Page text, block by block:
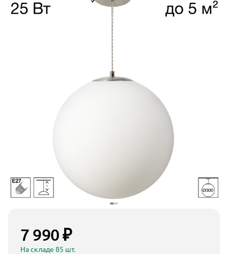
7 990 ₽
На складе 85 шт.